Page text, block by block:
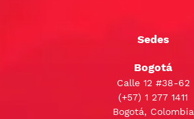
Sedes
Bogotá
Calle 12 #38-62
(+57) 1 277 1411
Bogotá, Colombia